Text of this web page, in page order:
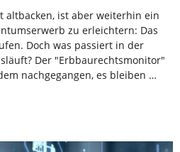
altbacken, ist aber weiterhin ein
zu erleichtern: Das
Doch was passiert in der
Der "Erbbaurechtsmonitor"
nachgegangen, es bleiben …